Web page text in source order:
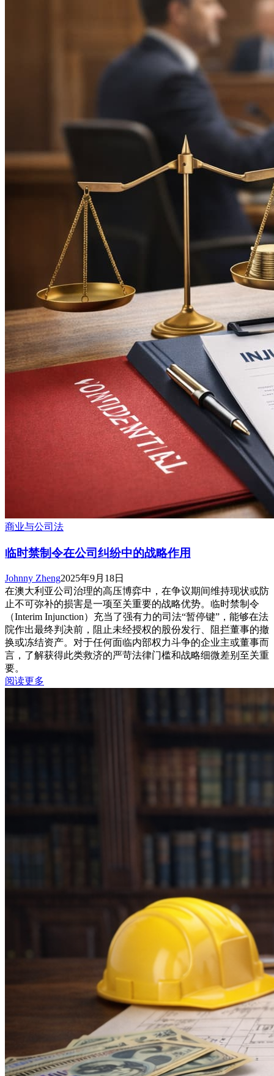
商业与公司法
临时禁制令在公司纠纷中的战略作用
Johnny Zheng2025年9月18日
在澳大利亚公司治理的高压博弈中，在争议期间维持现状或防
止不可弥补的损害是一项至关重要的战略优势。临时禁制令
（Interim Injunction）充当了强有力的司法“暂停键”，能够在法
院作出最终判决前，阻止未经授权的股份发行、阻拦董事的撤
换或冻结资产。对于任何面临内部权力斗争的企业主或董事而
言，了解获得此类救济的严苛法律门槛和战略细微差别至关重
要。
阅读更多